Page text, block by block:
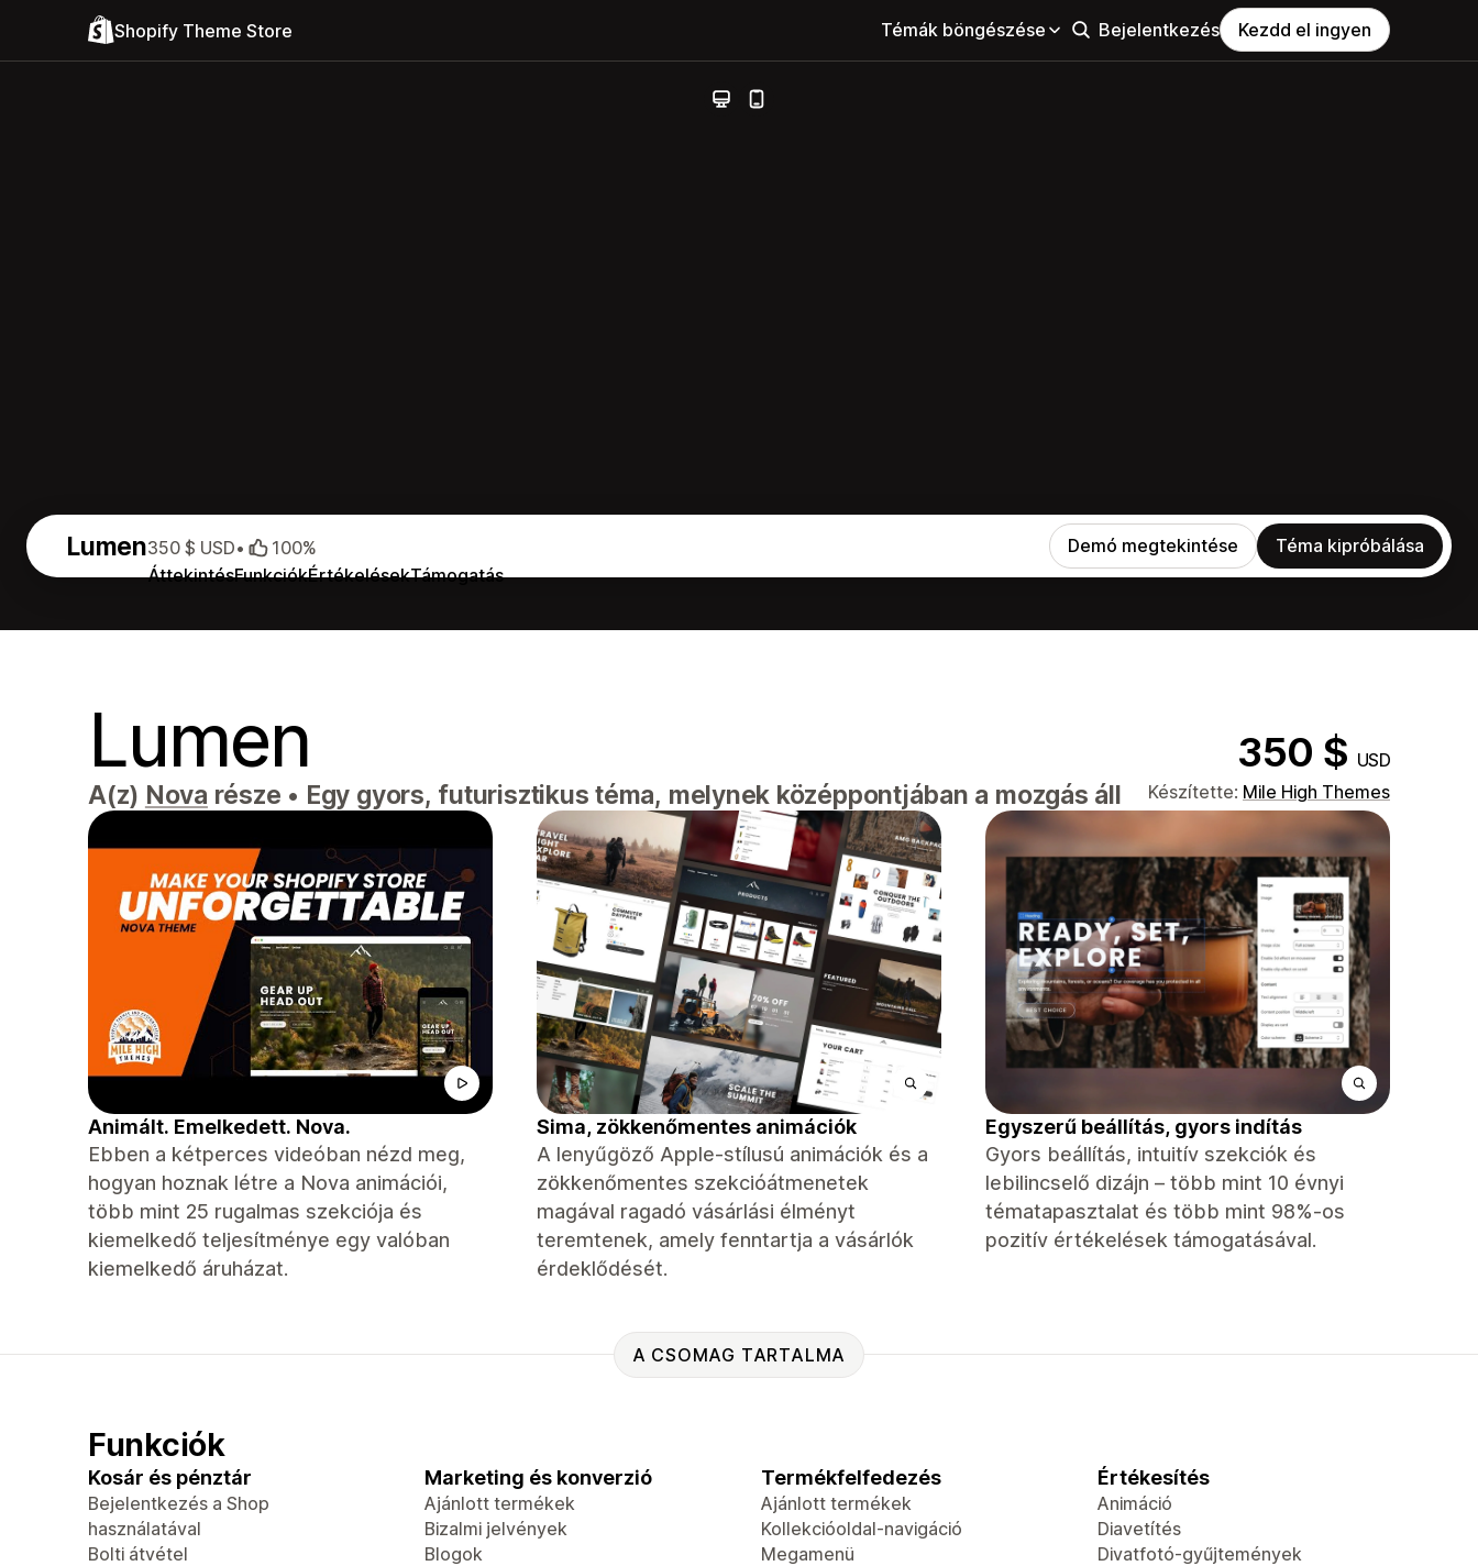
Shopify Theme Store Témák böngészése Bejelentkezés Kezdd el ingyen
Lumen
ÁttekintésFunkciókÉrtékelésekTámogatás
350 $ USD• 100% Demó megtekintése Téma kipróbálása
Lumen 350 $ USD
A(z) Nova része • Egy gyors, futurisztikus téma, melynek középpontjában a mozgás áll Készítette: Mile High Themes
Animált. Emelkedett. Nova.
Ebben a kétperces videóban nézd meg,
hogyan hoznak létre a Nova animációi,
több mint 25 rugalmas szekciója és
kiemelkedő teljesítménye egy valóban
kiemelkedő áruházat.
Sima, zökkenőmentes animációk
A lenyűgöző Apple-stílusú animációk és a
zökkenőmentes szekcióátmenetek
magával ragadó vásárlási élményt
teremtenek, amely fenntartja a vásárlók
érdeklődését.
Egyszerű beállítás, gyors indítás
Gyors beállítás, intuitív szekciók és
lebilincselő dizájn – több mint 10 évnyi
tématapasztalat és több mint 98%-os
pozitív értékelések támogatásával.
A CSOMAG TARTALMA
Funkciók
Kosár és pénztár
Bejelentkezés a Shop
használatával
Bolti átvétel
Marketing és konverzió
Ajánlott termékek
Bizalmi jelvények
Blogok
Termékfelfedezés
Ajánlott termékek
Kollekcióoldal-navigáció
Megamenü
Értékesítés
Animáció
Diavetítés
Divatfotó-gyűjtemények